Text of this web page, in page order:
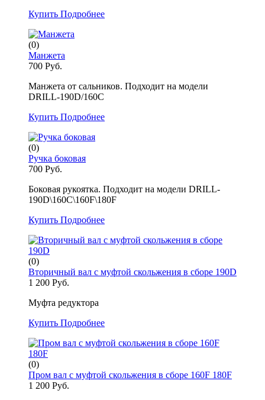
Купить Подробнее
(0)
Манжета
700 Руб.
Манжета от сальников. Подходит на модели
DRILL-190D/160C
Купить Подробнее
(0)
Ручка боковая
700 Руб.
Боковая рукоятка. Подходит на модели DRILL-
190D\160C\160F\180F
Купить Подробнее
(0)
Вторичный вал с муфтой скольжения в сборе 190D
1 200 Руб.
Муфта редуктора
Купить Подробнее
(0)
Пром вал с муфтой скольжения в сборе 160F 180F
1 200 Руб.